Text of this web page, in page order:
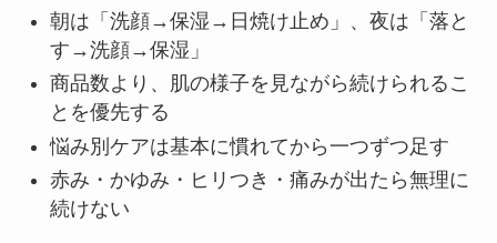
朝は「洗顔→保湿→日焼け止め」、夜は「落と
す→洗顔→保湿」
商品数より、肌の様子を見ながら続けられるこ
とを優先する
悩み別ケアは基本に慣れてから一つずつ足す
赤み・かゆみ・ヒリつき・痛みが出たら無理に
続けない